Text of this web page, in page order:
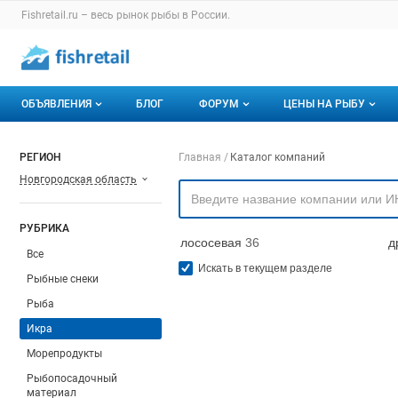
Раздел навигации по сайту fishretail.ru
Fishretail.ru – весь рынок рыбы в России.
Авторизация и меню пользователя
Навигация по разделам сайта fishretail.ru
ОБЪЯВЛЕНИЯ
Горячее предложение
БЛОГ ФОРУМ
Избранные
С моим участием
ЦЕНЫ НА РЫБУ
Актуальные
Динамика цен
РЕГИОН
Новгородская область
РУБРИКА
Все
Рыбные снеки
Рыба
Икра
Морепродукты
Рыбопосадочный
материал
Навигация по
Главная Каталог компаний
лососевая 36
Искать в текущем разделе